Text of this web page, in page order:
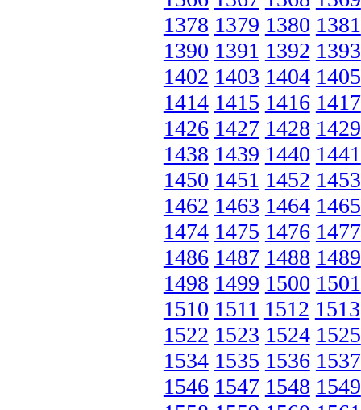
1378 1379 1380 1381
1390 1391 1392 1393
1402 1403 1404 1405
1414 1415 1416 1417
1426 1427 1428 1429
1438 1439 1440 1441
1450 1451 1452 1453
1462 1463 1464 1465
1474 1475 1476 1477
1486 1487 1488 1489
1498 1499 1500 1501
1510 1511 1512 1513
1522 1523 1524 1525
1534 1535 1536 1537
1546 1547 1548 1549